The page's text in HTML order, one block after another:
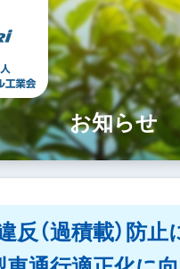
お知らせ
反（過積載）防